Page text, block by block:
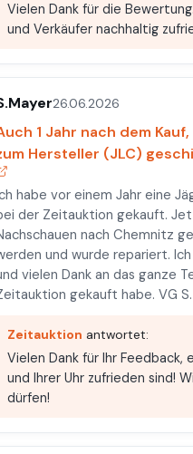
Vielen Dank für die
und Verkäufer nachhaltig
26.06.2026
1 Jahr nach dem
Hersteller (JLC)
habe vor einem Jahr eine
der Zeitauktion gekauft.
nach Chemnitz
und wurde repariert.
vielen Dank an das ganze
gekauft habe. VG
Zeitauktion antwortet:
Vielen Dank für Ihr Feedback,
und Ihrer Uhr zufrieden sind!
dürfen!